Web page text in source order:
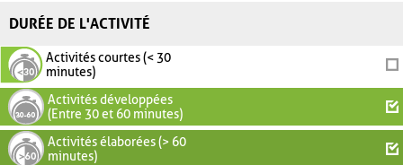
DURÉE DE L'ACTIVITÉ
Activités courtes (< 30
minutes)
Activités développées
(Entre 30 et 60 minutes)
Activités élaborées (> 60
minutes)